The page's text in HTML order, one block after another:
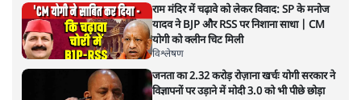
यह बजट नीतिगत नतीजों से ज़्यादा घोषणाओं पर टिका क्यों दिखता
है? आंकड़ों, ज़मीनी हकीकत और वादों के बीच घोषणा-प्रधान बजट
की आलोचनात्मक पड़ताल।